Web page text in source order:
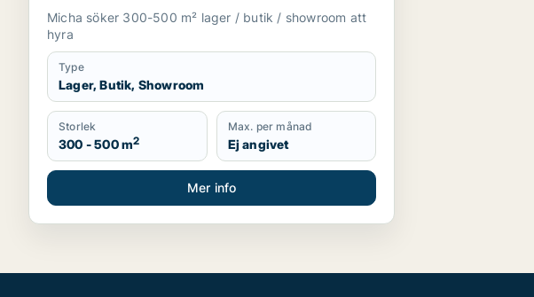
Micha söker 300-500 m² lager / butik / showroom att
hyra
Type
Lager, Butik, Showroom
Storlek
300 - 500 m2
Max. per månad
Ej angivet
Mer info